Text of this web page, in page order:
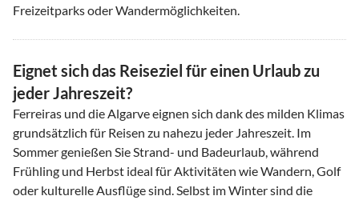
Freizeitparks oder Wandermöglichkeiten.
Eignet sich das Reiseziel für einen Urlaub zu
jeder Jahreszeit?
Ferreiras und die Algarve eignen sich dank des milden Klimas
grundsätzlich für Reisen zu nahezu jeder Jahreszeit. Im
Sommer genießen Sie Strand- und Badeurlaub, während
Frühling und Herbst ideal für Aktivitäten wie Wandern, Golf
oder kulturelle Ausflüge sind. Selbst im Winter sind die